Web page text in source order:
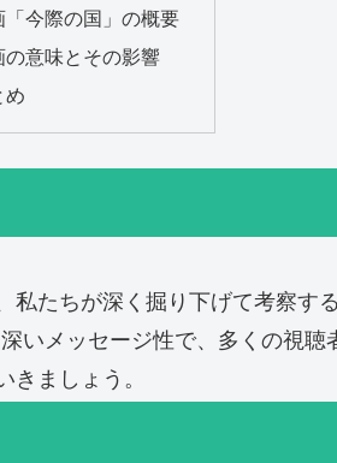
「今際の国」の概要
の意味とその影響
め
たちが深く掘り下げて考察す
いメッセージ性で、多くの視聴
ましょう。